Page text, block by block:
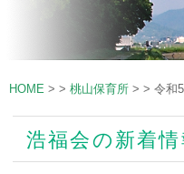
HOME > > 桃山保育所 > > 令和
浩福会の新着情